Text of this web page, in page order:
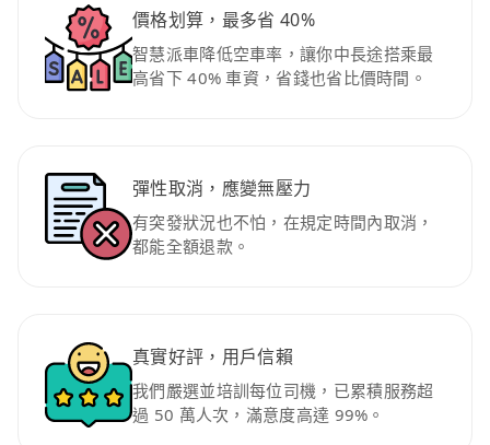
價格划算，最多省 40%
智慧派車降低空車率，讓你中長途搭乘最
高省下 40% 車資，省錢也省比價時間。
彈性取消，應變無壓力
有突發狀況也不怕，在規定時間內取消，
都能全額退款。
真實好評，用戶信賴
我們嚴選並培訓每位司機，已累積服務超
過 50 萬人次，滿意度高達 99%。